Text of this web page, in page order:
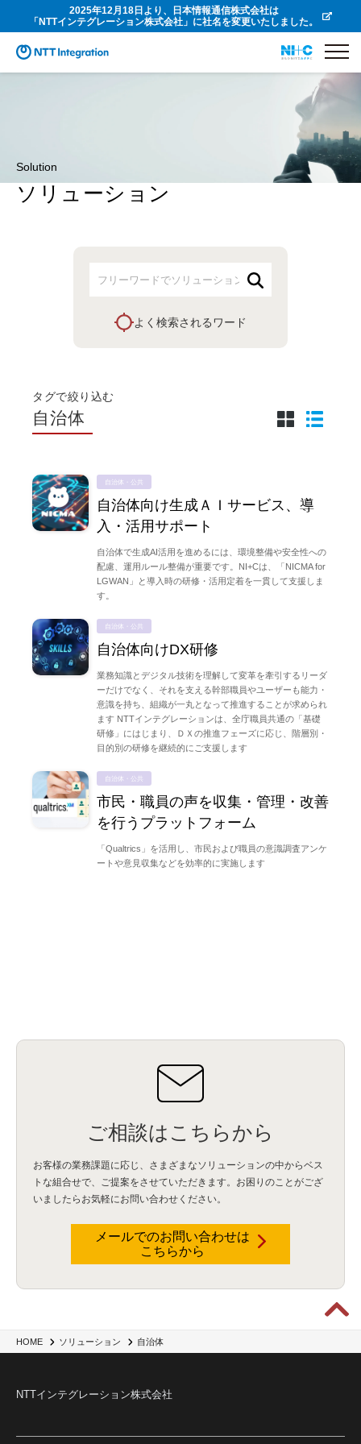
2025年12月18日より、日本情報通信株式会社は
「NTTインテグレーション株式会社」に社名を変更いたしました。
Solution
ソリューション
HOME ソリューション 自治体
よく検索されるワード
タグで絞り込む
自治体
自治体・公共
自治体向け生成ＡＩサービス、導
入・活用サポート
自治体で生成AI活用を進めるには、環境整備や安全性への
配慮、運用ルール整備が重要です。NI+Cは、「NICMA for
LGWAN」と導入時の研修・活用定着を一貫して支援しま
す。
自治体・公共
自治体向けDX研修
業務知識とデジタル技術を理解して変革を牽引するリーダ
ーだけでなく、それを支える幹部職員やユーザーも能力・
意識を持ち、組織が一丸となって推進することが求められ
ます NTTインテグレーションは、全庁職員共通の「基礎
研修」にはじまり、ＤＸの推進フェーズに応じ、階層別・
目的別の研修を継続的にご支援します
自治体・公共
市民・職員の声を収集・管理・改善
を行うプラットフォーム
「Qualtrics」を活用し、市民および職員の意識調査アンケ
ートや意見収集などを効率的に実施します
ご相談はこちらから
お客様の業務課題に応じ、さまざまなソリューションの中からベス
トな組合せで、
ご提案をさせていただきます。お困りのことがござ
いましたらお気軽にお問い合わせください。
メールでのお問い合わせは
こちらから
NTTインテグレーション株式会社